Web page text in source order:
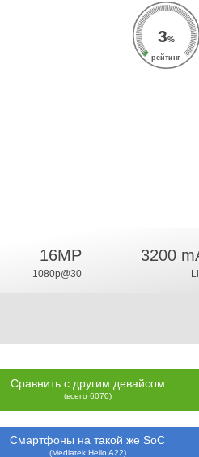
3%
рейтинг
16MP
1080p@30
3200
Сравнить с другим девайсом
(всего 6070)
Смартфоны на такой же SoC
(Mediatek Helio A22)